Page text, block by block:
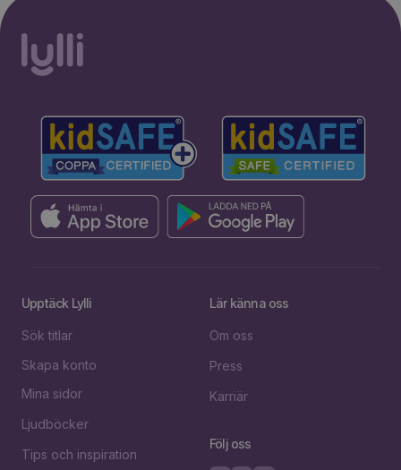
Upptäck Lylli
Sök titlar
Skapa konto
Mina sidor
Ljudböcker
Tips och inspiration
Lär känna oss
Om oss
Press
Karriär
Följ oss